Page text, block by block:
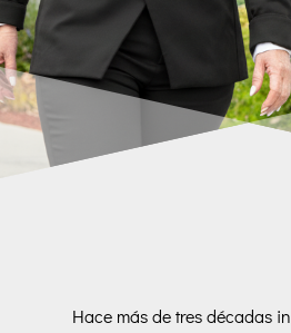
Hace más de tres décadas